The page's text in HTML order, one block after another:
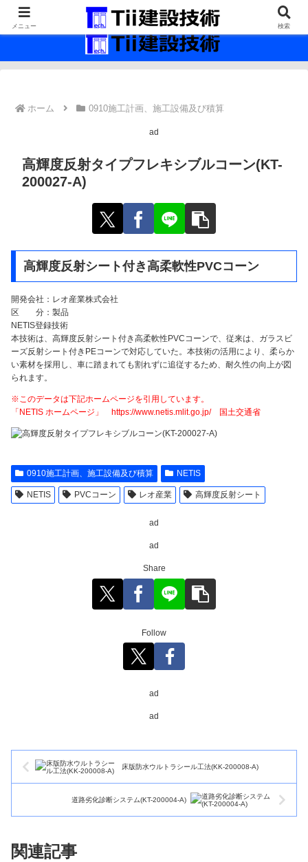
最新の建設技術の情報インフラ。
ホーム 0910施工計画、施工設備及び積算
ad
高輝度反射タイプフレキシブルコーン(KT-
200027-A)
高輝度反射シート付き高柔軟性PVCコーン
開発会社：レオ産業株式会社
区 分：製品
NETIS登録技術
本技術は、高輝度反射シート付き高柔軟性PVCコーンで、従来は、ガラスビ
ーズ反射シート付きPEコーンで対応していた。本技術の活用により、柔らか
い素材を採用し、車に踏まれても割れずに追従するため、耐久性の向上が図
られます。
※このデータは下記ホームページを引用しています。
「NETIS ホームページ」 https://www.netis.mlit.go.jp/ 国土交通省
0910施工計画、施工設備及び積算 NETIS
NETIS PVCコーン レオ産業 高輝度反射シート
ad
ad
Share
Follow
ad
ad
床版防水ウルトラシール工法(KK-200008-A)
道路劣化診断システム(KT-200004-A)
関連記事
メニュー 検索